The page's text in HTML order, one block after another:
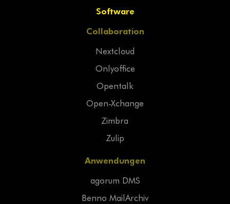
Software
Collaboration
Nextcloud
Onlyoffice
Opentalk
Open-Xchange
Zimbra
Zulip
Anwendungen
agorum DMS
Benno MailArchiv